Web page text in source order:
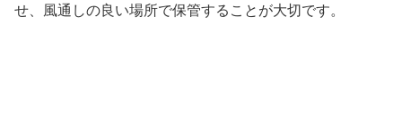
せ、風通しの良い場所で保管することが大切です。